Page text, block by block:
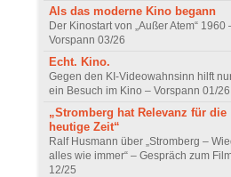
Als das moderne Kino begann
Der Kinostart von „Außer Atem“ 1960
Vorspann 03/26
Echt. Kino.
Gegen den KI-Videowahnsinn hilft
ein Besuch im Kino – Vorspann 01/26
„Stromberg hat Relevanz für die
heutige Zeit“
Ralf Husmann über „Stromberg –
alles wie immer“ – Gespräch zum
12/25